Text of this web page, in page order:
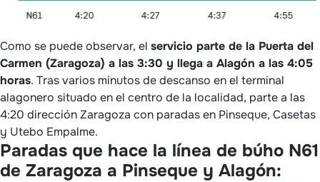
Como se puede observar, el servicio parte de la Puerta del
Carmen (Zaragoza) a las 3:30 y llega a Alagón a las 4:05
horas. Tras varios minutos de descanso en el terminal
alagonero situado en el centro de la localidad, parte a las
4:20 dirección Zaragoza con paradas en Pinseque, Casetas
y Utebo Empalme.
Paradas que hace la línea de búho N61
de Zaragoza a Pinseque y Alagón: